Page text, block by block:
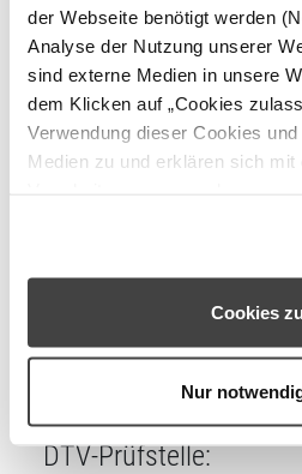
der Webseite benötigt werden
Analyse der Nutzung unserer
sind externe Medien in unsere
dem Klicken auf „Cookies
Verwendung dieser Cookies
Medien zu und erklären sich mit
Cookies“ ohne die Erklärung
diesem Fall werden nur
können Ihre EinwilligungCookies
Nur
Lizenznehmer
DTV-Prüfstelle: